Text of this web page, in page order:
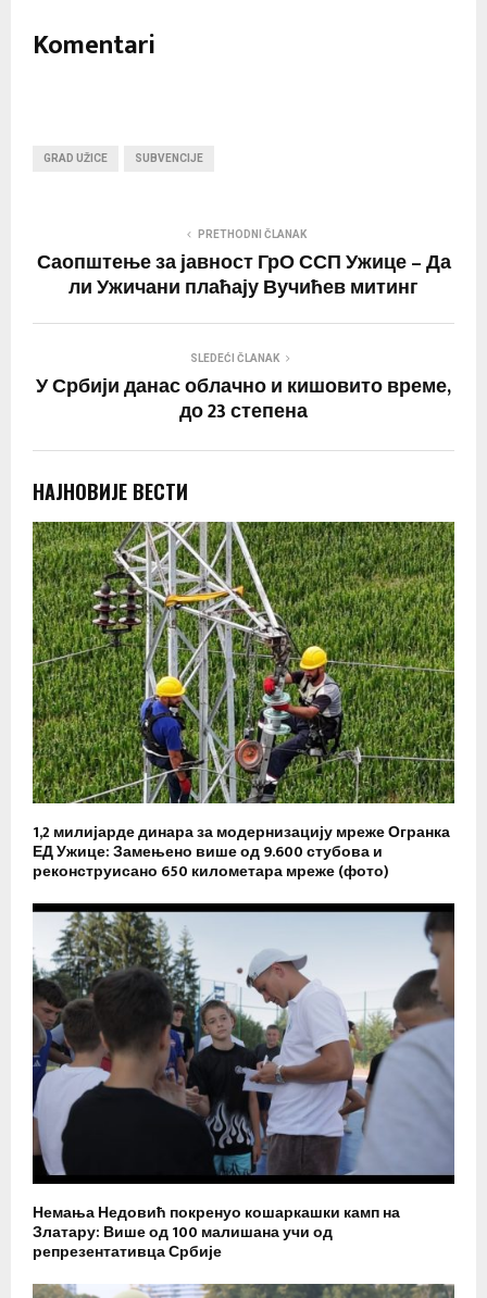
Komentari
GRAD UŽICE SUBVENCIJE
PRETHODNI ČLANAK
Саопштење за јавност ГрО ССП Ужице – Да
ли Ужичани плаћају Вучићев митинг
SLEDEĆI ČLANAK
У Србији данас облачно и кишовито време,
до 23 степена
НАЈНОВИЈЕ ВЕСТИ
1,2 милијарде динара за модернизацију мреже Огранка
ЕД Ужице: Замењено више од 9.600 стубова и
реконструисано 650 километара мреже (фото)
Немања Недовић покренуо кошаркашки камп на
Златару: Више од 100 малишана учи од
репрезентативца Србије